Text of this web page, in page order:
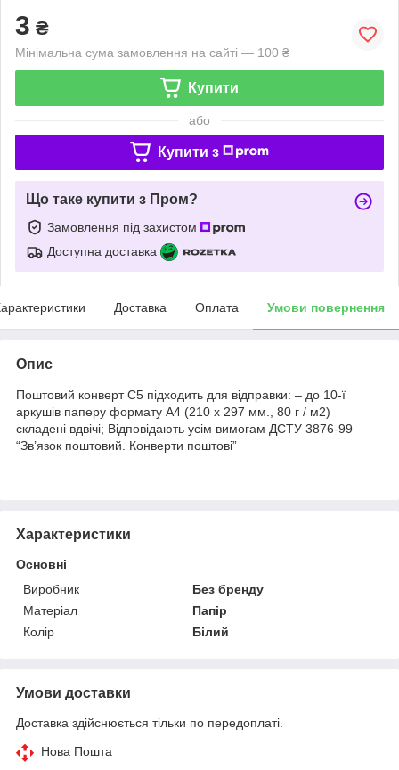
3 ₴
Мінімальна сума замовлення на сайті — 100 ₴
Купити
або
Купити з
Що таке купити з Пром?
Замовлення під захистом
Доступна доставка
Доставка Оплата Умови повернення
Опис
Поштовий конверт С5 підходить для відправки: – до 10-ї
аркушів паперу формату А4 (210 х 297 мм., 80 г / м2)
складені вдвічі; Відповідають усім вимогам ДСТУ 3876-99
“Зв’язок поштовий. Конверти поштові”
Характеристики
Основні
Виробник
Без бренду
Матеріал
Папір
Колір
Білий
Умови доставки
Доставка здійснюється тільки по передоплаті.
Нова Пошта